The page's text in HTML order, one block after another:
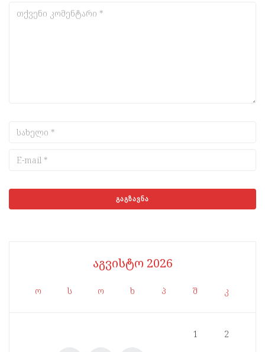
აგვისტო 2026
ო ს ო ხ პ შ კ
1 2